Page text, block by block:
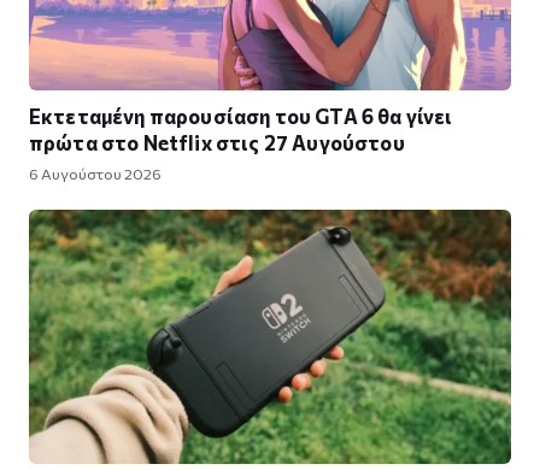
Εκτεταμένη παρουσίαση του GTA 6 θα γίνει
πρώτα στο Netflix στις 27 Αυγούστου
6 Αυγούστου 2026